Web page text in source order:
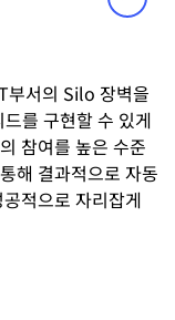
부서의 Silo 장벽을
를 구현할 수 있게
참여를 높은 수준
해 결과적으로 자동
적으로 자리잡게